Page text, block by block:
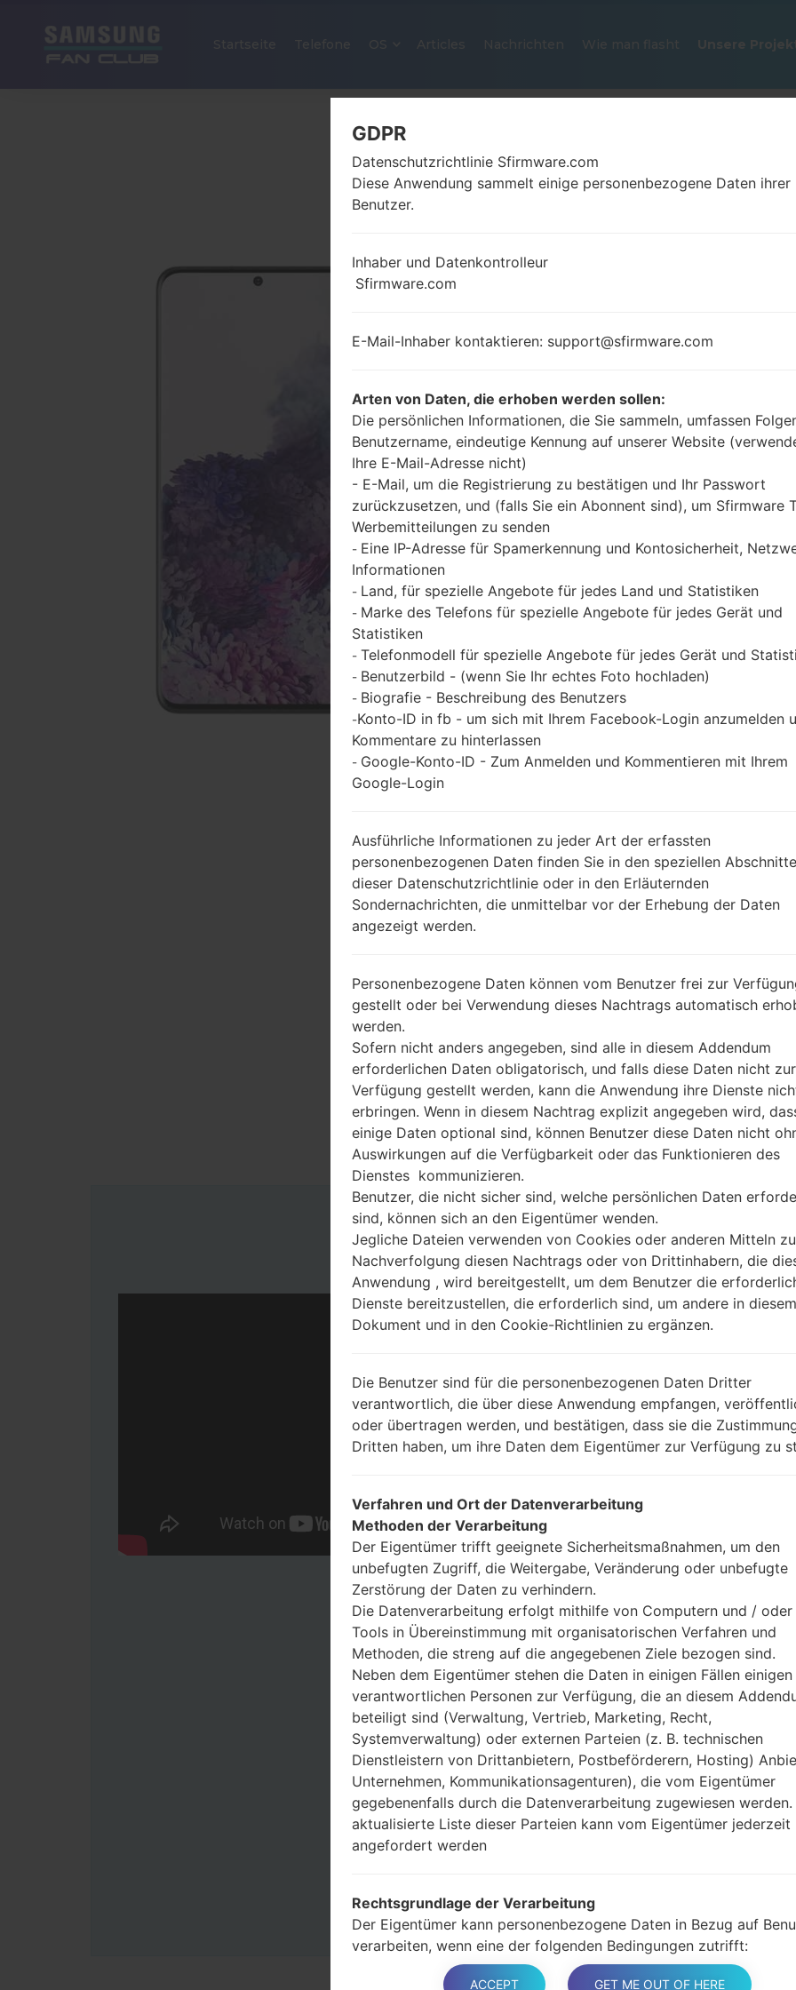
Nachrichten Wie man flasht Unsere
OFFIZIELLER FIRMWARE
Galaxy S20 Plus 5G
Laden Sie das neueste Firmware-Update für
Vergessen Sie jedoch nicht zu überprüfen, ob
angegebenen SCG02 entspricht. Der Firmware-
der PDA-Version SCG02KDU1BUC8 und CSC-
SCG02KDU1BUC8 geliefert. Die
R 11. Detalierte Anleitung, wie man die Standart
wird, gibt es hier
DATEINAME
SCG02_1_20210324131136_bvz0
676w2k_fac
DATEIGRÖSSE 5.6 GiB
OS
CSC AUSFÜHRUNG
BESCHREIBUNG
1.ÜBERPRÜFEN SIE AUF RECAPTCHA
Anleitung
Laden Sie auf Ihren
Dann laden Sie die
(wählen Sie 5
AP: „System &
CP: „Modem &
CSC_***: „Country
Wenn Sie das
CSC_***, in einem
Ihre Daten zu
Jetzt schalten Sie
Modus. Alle
Halten Sie die
gedrückt.
Halten Sie Lauter-
Sie das Telefon mit
Halten Sie die
Schließen Sie das
und Bixbi-Tasten
Halten Sie die
Dann schließen Sie
Odin erkennt Ihr
gestartet und von PC
GDPR
Datenschutzrichtlinie Sfirmware.com
Diese Anwendung sammelt einige personenbezogene Daten ihrer
Benutzer.
Inhaber und Datenkontrolleur
Sfirmware.com
E-Mail-Inhaber kontaktieren: support@sfirmware.com
Arten von Daten, die erhoben werden sollen:
Die persönlichen Informationen, die Sie sammeln, umfassen
Benutzername, eindeutige Kennung auf unserer Website
Ihre E-Mail-Adresse nicht)
- E-Mail, um die Registrierung zu bestätigen und Ihr Passwort
zurückzusetzen, und (falls Sie ein Abonnent sind), um Sfirmware
Werbemitteilungen zu senden
- Eine IP-Adresse für Spamerkennung und Kontosicherheit,
Informationen
- Land, für spezielle Angebote für jedes Land und Statistiken
- Marke des Telefons für spezielle Angebote für jedes Gerät und
Statistiken
- Telefonmodell für spezielle Angebote für jedes Gerät und
- Benutzerbild - (wenn Sie Ihr echtes Foto hochladen)
- Biografie - Beschreibung des Benutzers
-Konto-ID in fb - um sich mit Ihrem Facebook-Login anzumelden
Kommentare zu hinterlassen
- Google-Konto-ID - Zum Anmelden und Kommentieren mit Ihrem
Google-Login
Ausführliche Informationen zu jeder Art der erfassten
personenbezogenen Daten finden Sie in den speziellen
dieser Datenschutzrichtlinie oder in den Erläuternden
Sondernachrichten, die unmittelbar vor der Erhebung der Daten
angezeigt werden.
Personenbezogene Daten können vom Benutzer frei zur
gestellt oder bei Verwendung dieses Nachtrags automatisch
werden.
Sofern nicht anders angegeben, sind alle in diesem Addendum
erforderlichen Daten obligatorisch, und falls diese Daten nicht zur
Verfügung gestellt werden, kann die Anwendung ihre Dienste
erbringen. Wenn in diesem Nachtrag explizit angegeben wird,
einige Daten optional sind, können Benutzer diese Daten nicht
Auswirkungen auf die Verfügbarkeit oder das Funktionieren des
Dienstes kommunizieren.
Benutzer, die nicht sicher sind, welche persönlichen Daten
sind, können sich an den Eigentümer wenden.
Jegliche Dateien verwenden von Cookies oder anderen Mitteln
Nachverfolgung diesen Nachtrags oder von Drittinhabern, die
Anwendung , wird bereitgestellt, um dem Benutzer die
Dienste bereitzustellen, die erforderlich sind, um andere in diesem
Dokument und in den Cookie-Richtlinien zu ergänzen.
Die Benutzer sind für die personenbezogenen Daten Dritter
verantwortlich, die über diese Anwendung empfangen,
oder übertragen werden, und bestätigen, dass sie die
Dritten haben, um ihre Daten dem Eigentümer zur Verfügung zu
Verfahren und Ort der Datenverarbeitung
Methoden der Verarbeitung
Der Eigentümer trifft geeignete Sicherheitsmaßnahmen, um den
unbefugten Zugriff, die Weitergabe, Veränderung oder unbefugte
Zerstörung der Daten zu verhindern.
Die Datenverarbeitung erfolgt mithilfe von Computern und / oder
Tools in Übereinstimmung mit organisatorischen Verfahren und
Methoden, die streng auf die angegebenen Ziele bezogen sind.
Neben dem Eigentümer stehen die Daten in einigen Fällen einigen
verantwortlichen Personen zur Verfügung, die an diesem
beteiligt sind (Verwaltung, Vertrieb, Marketing, Recht,
Systemverwaltung) oder externen Parteien (z. B. technischen
Dienstleistern von Drittanbietern, Postbeförderern, Hosting)
Unternehmen, Kommunikationsagenturen), die vom Eigentümer
gegebenenfalls durch die Datenverarbeitung zugewiesen werden.
aktualisierte Liste dieser Parteien kann vom Eigentümer jederzeit
angefordert werden
Rechtsgrundlage der Verarbeitung
Der Eigentümer kann personenbezogene Daten in Bezug auf
verarbeiten, wenn eine der folgenden Bedingungen zutrifft:
Benutzer haben ihre Zustimmung zu einem oder mehreren
ACCEPT GET ME OUT OF HERE